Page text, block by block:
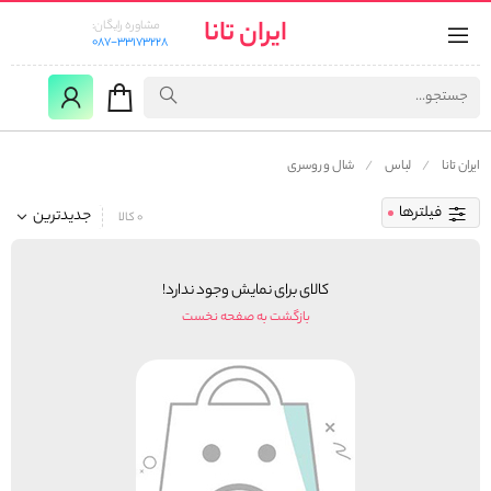
ایران تانا
مشاوره رایگان:
087-33173228
ایران تانا لباس شال و روسری
فیلترها جدیدترین 0 کالا
کالای برای نمایش وجود ندارد!
بازگشت به صفحه نخست